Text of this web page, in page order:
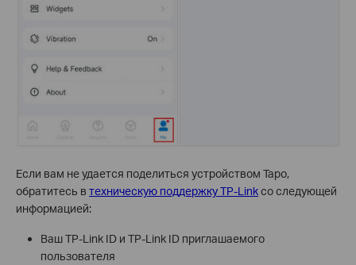
Если вам не удается поделиться устройством Tapo,
обратитесь в техническую поддержку TP-Linkсо следующей
информацией:
Ваш TP-Link ID и TP-Link ID приглашаемого
пользователя